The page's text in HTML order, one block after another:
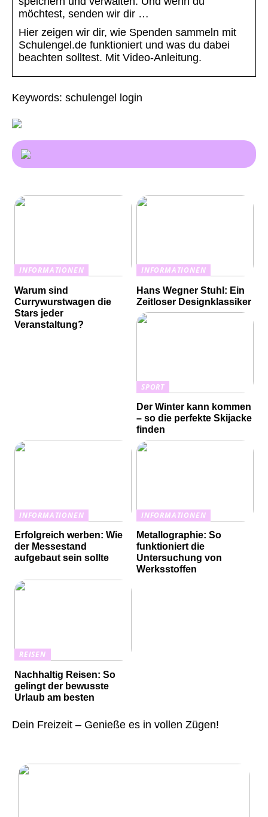
möchtest, senden wir dir …
Hier zeigen wir dir, wie Spenden sammeln mit
Schulengel.de funktioniert und was du dabei
beachten solltest. Mit Video-Anleitung.
Keywords: schulengel login
INFORMATIONEN
Warum sind
Currywurstwagen die
Stars jeder
Veranstaltung?
INFORMATIONEN
Hans Wegner Stuhl: Ein
Zeitloser Designklassiker
SPORT
Der Winter kann kommen
– so die perfekte Skijacke
finden
INFORMATIONEN
Erfolgreich werben: Wie
der Messestand
aufgebaut sein sollte
INFORMATIONEN
Metallographie: So
funktioniert die
Untersuchung von
Werksstoffen
REISEN
Nachhaltig Reisen: So
gelingt der bewusste
Urlaub am besten
Dein Freizeit – Genieße es in vollen Zügen!